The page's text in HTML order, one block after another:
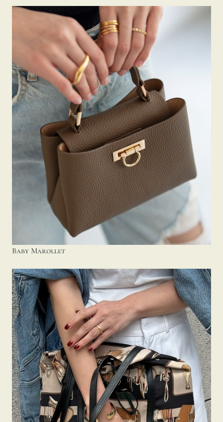
Baby Marollet